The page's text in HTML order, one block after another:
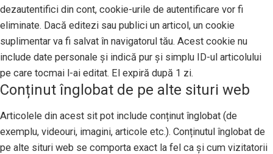
dezautentifici din cont, cookie-urile de autentificare vor fi
eliminate. Dacă editezi sau publici un articol, un cookie
suplimentar va fi salvat în navigatorul tău. Acest cookie nu
include date personale și indică pur și simplu ID-ul articolului
pe care tocmai l-ai editat. El expiră după 1 zi.
Conținut înglobat de pe alte situri web
Articolele din acest sit pot include conținut înglobat (de
exemplu, videouri, imagini, articole etc.). Conținutul înglobat de
pe alte situri web se comporta exact la fel ca și cum vizitatorii